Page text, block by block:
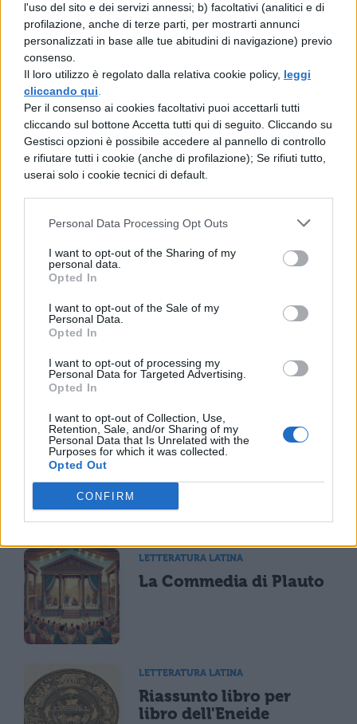
l'uso del sito e dei servizi annessi; b) facoltativi (analitici e di
profilazione, anche di terze parti, per mostrarti annunci
personalizzati in base alle tue abitudini di navigazione) previo
consenso.
Il loro utilizzo è regolato dalla relativa cookie policy, leggi
cliccando qui
Per il consenso ai cookies facoltativi puoi accettarli tutti
cliccando sul bottone Accetta tutti qui di seguito. Cliccando su
Gestisci opzioni è possibile accedere al pannello di controllo
e rifiutare tutti i cookie (anche di profilazione); Se rifiuti tutto,
userai solo i cookie tecnici di default.
Personal Data Processing Opt Outs
I want to opt-out of the Sharing of my
personal data.
Opted In
I want to opt-out of the Sale of my
Personal Data.
Opted In
I want to opt-out of processing my
Personal Data for Targeted Advertising.
Opted In
I want to opt-out of Collection, Use,
Retention, Sale, and/or Sharing of my
Personal Data that Is Unrelated with the
Purposes for which it was collected.
Opted Out
CONFIRM
furono di animo così fermo da aspettare
l'arrivo dei nemici nella Curia, dove la
maggior parte venne massacrata. Una
notte accadde che, avendo già i Galli
scalato le mura della rocca ed essendo sul
punto di occupare il Campidoglio, le oche,
sacre a Giunone, strepitassero con un tale
clamore da svegliare dal sonno Manlio,
custode della rocca, che subito chiamò alle
armi i commilitoni. Tutti accorsero in suo
aiuto e combatterono con un valore tale
Campidoglio salvato. In seguito, essendo
i barbari furono sconfitti.
TI POTREBBE INTERESSARE
LETTERATURA LATINA
La Commedia di Plauto
LETTERATURA LATINA
Riassunto libro per
libro dell'Eneide